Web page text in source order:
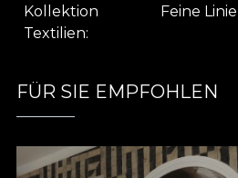
realizată din Synax va reflecta
Parte din colecția Fine Lines,
lumea liniilor și contururilor
structura și arta vizuală.
modernismului, acest
Kollektion
Textilien
Feine
FÜR SIE EMPFOHLEN